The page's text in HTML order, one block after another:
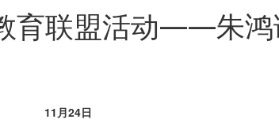
教育联盟活动——朱
11月24日